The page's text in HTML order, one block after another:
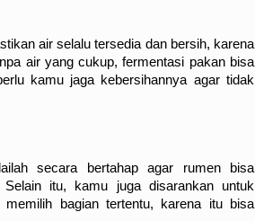
air selalu tersedia dan bersih, karena
air yang cukup, fermentasi pakan bisa
kamu jaga kebersihannya agar tidak
secara bertahap agar rumen bisa
itu, kamu juga disarankan untuk
bagian tertentu, karena itu bisa